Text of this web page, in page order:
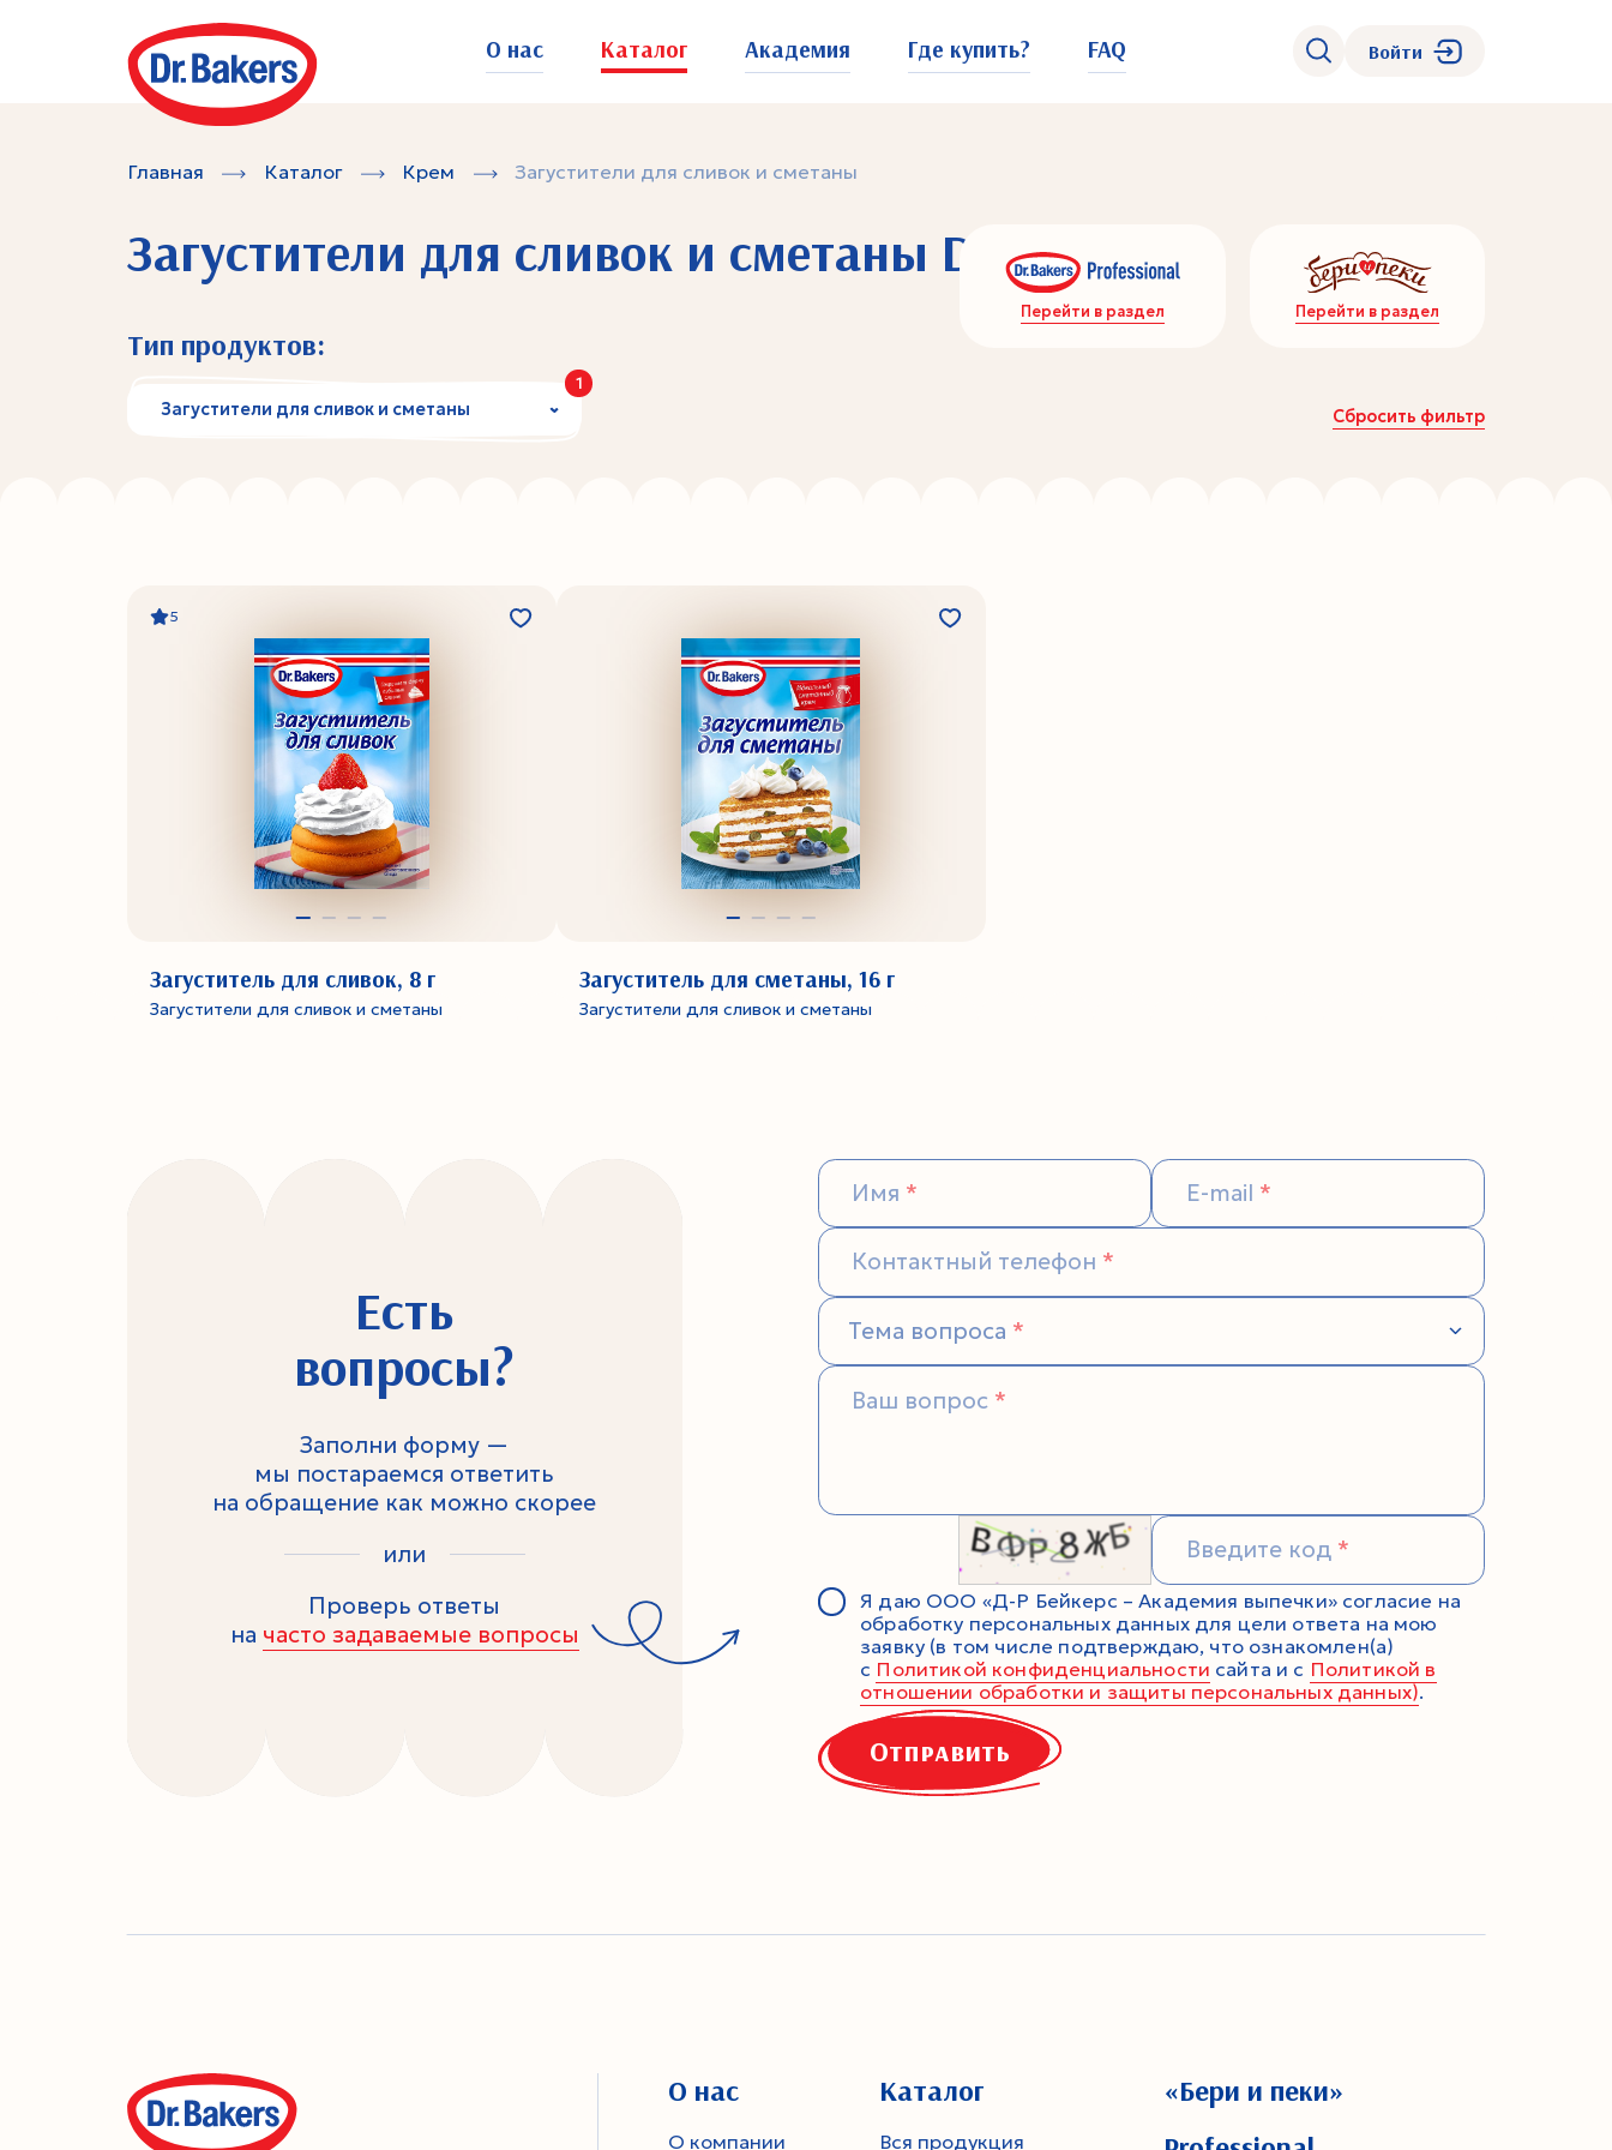
О нас Каталог Академия Где купить? FAQ Войти
Главная Каталог Крем Загустители для сливок и сметаны
Загустители для сливок и сметаны Dr. Bakers
Перейти в раздел Перейти в раздел
Тип продуктов:
Загустители для сливок и сметаны
1
Сбросить фильтр
5
Загуститель для сливок, 8 г
Загустители для сливок и сметаны
Загуститель для сметаны, 16 г
Загустители для сливок и сметаны
Есть
вопросы?
Заполни форму —
мы постараемся ответить
на обращение как можно скорее
или
Проверь ответы
на часто задаваемые вопросы
Имя E-mail
Контактный телефон
Тема вопроса
Ваш вопрос
Введите код
Я даю ООО «Д-Р Бейкерс – Академия выпечки» согласие на
обработку персональных данных для цели ответа на мою
заявку (в том числе подтверждаю, что ознакомлен(а)
с Политикой конфиденциальности сайта и с Политикой в
отношении обработки и защиты персональных данных).
Отправить
О нас
О компании
Каталог
Вся продукция
«Бери и пеки»